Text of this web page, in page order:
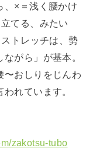
、×＝浅く腰かけ
てる、みたい
トレッチは、勢
がら」が基本。
〜おしりをじんわ
れています。
zakotsu-tubo